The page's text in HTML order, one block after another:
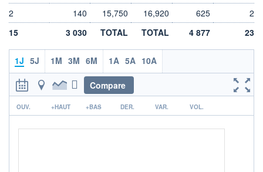
16,144
HAUSSE
17,140
ESTIMÉ 2026
2,81%
2026
17,21
DERNIER
DIVIDENDE
0,00 EUR -
2
140 15,750 16,920 625
2
15
3 030 TOTAL TOTAL 4 877 23
1J 5J 1M 3M 6M 1A 5A 10A
Compare
r
OUV. +HAUT +BAS DER. VAR. VOL.